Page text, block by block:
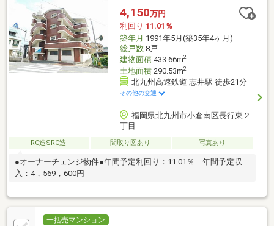
4,150万円
利回り 11.01％
築年月 1991年5月(築35年4ヶ月)
総戸数8戸
建物面積433.66m2
土地面積290.53m2
北九州高速鉄道 志井駅 徒歩21分
その他の交通
福岡県北九州市小倉南区長行東２
丁目
RC造SRC造 間取り図あり 写真あり
●オーナーチェンジ物件●年間予定利回り：11.01％ 年間予定収
入：4，569，600円
一括売マンション